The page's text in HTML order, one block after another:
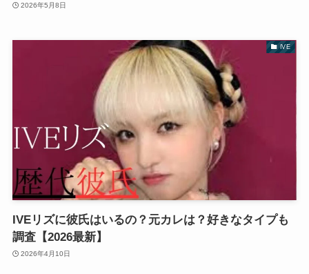
2026年5月8日
IVE
IVEリズに彼氏はいるの？元カレは？好きなタイプも
調査【2026最新】
2026年4月10日